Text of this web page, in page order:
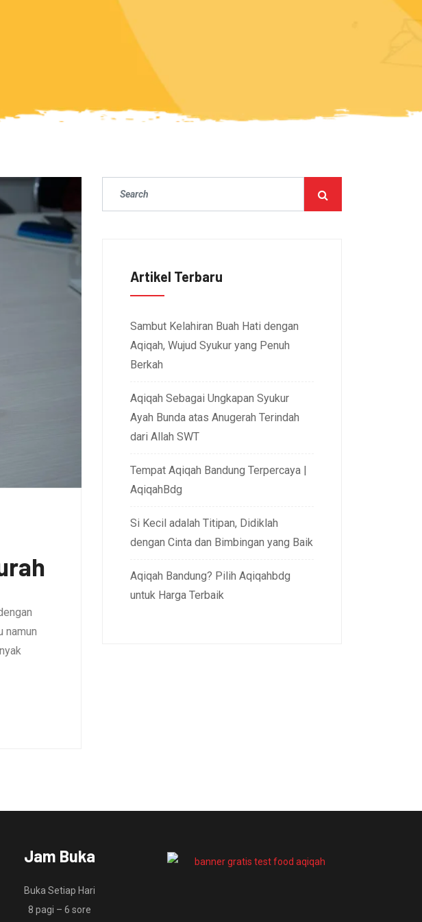
namun
Artikel Terbaru
Sambut Kelahiran Buah Hati dengan
Aqiqah, Wujud Syukur yang Penuh
Berkah
Aqiqah Sebagai Ungkapan Syukur
Ayah Bunda atas Anugerah Terindah
dari Allah SWT
Tempat Aqiqah Bandung Terpercaya |
AqiqahBdg
Si Kecil adalah Titipan, Didiklah
dengan Cinta dan Bimbingan yang Baik
Aqiqah Bandung? Pilih Aqiqahbdg
untuk Harga Terbaik
Jam Buka
Buka Setiap Hari
8 pagi – 6 sore